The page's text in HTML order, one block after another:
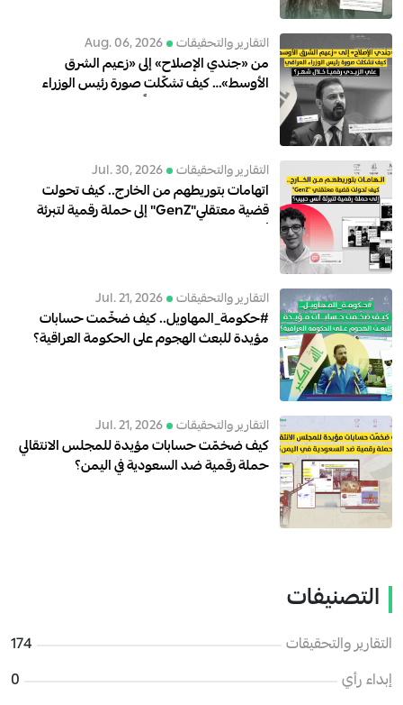
التقارير والتحقيقات Aug. 06, 2026
من «جندي الإصلاح» إلى «زعيم الشرق
الأوسط»… كيف تشكّلت صورة رئيس الوزراء
التقارير والتحقيقات Jul. 30, 2026
اتهامات بتوريطهم من الخارج.. كيف تحولت
قضية معتقلي"GenZ" إلى حملة رقمية لتبرئة
التقارير والتحقيقات Jul. 21, 2026
#حكومة_المهاويل.. كيف ضخّمت حسابات
مؤيدة للبعث الهجوم على الحكومة العراقية؟
التقارير والتحقيقات Jul. 21, 2026
كيف ضخمّت حسابات مؤيدة للمجلس الانتقالي
حملة رقمية ضد السعودية في اليمن؟
التصنيفات
التقارير والتحقيقات
174
إبداء رأي
0